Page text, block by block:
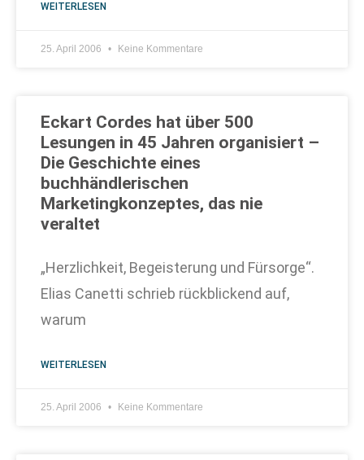
WEITERLESEN
25. April 2006 Keine Kommentare
Eckart Cordes hat über 500
Lesungen in 45 Jahren organisiert –
Die Geschichte eines
buchhändlerischen
Marketingkonzeptes, das nie
veraltet
„Herzlichkeit, Begeisterung und Fürsorge“.
Elias Canetti schrieb rückblickend auf,
warum
WEITERLESEN
25. April 2006 Keine Kommentare